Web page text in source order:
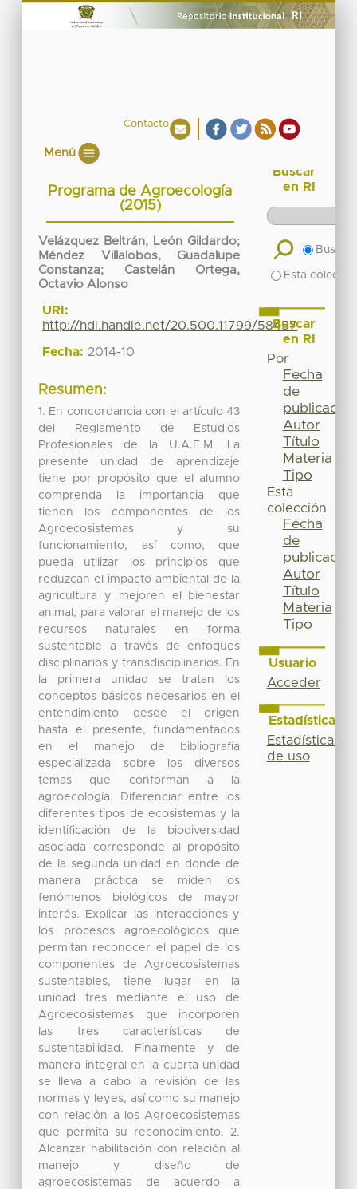
Contacto
Menú
Programa de Agroecología
(2015)
Velázquez Beltrán, León Gildardo;
Méndez Villalobos, Guadalupe
Constanza; Castelán Ortega,
Octavio Alonso
URI:
http://hdl.handle.net/20.500.11799/58457
Fecha: 2014-10
Resumen:
1. En concordancia con el artículo 43
del Reglamento de Estudios
Profesionales de la U.A.E.M. La
presente unidad de aprendizaje
tiene por propósito que el alumno
comprenda la importancia que
tienen los componentes de los
Agroecosistemas y su
funcionamiento, así como, que
pueda utilizar los principios que
reduzcan el impacto ambiental de la
agricultura y mejoren el bienestar
animal, para valorar el manejo de los
recursos naturales en forma
sustentable a través de enfoques
disciplinarios y transdisciplinarios. En
la primera unidad se tratan los
conceptos básicos necesarios en el
entendimiento desde el origen
hasta el presente, fundamentados
en el manejo de bibliografía
especializada sobre los diversos
temas que conforman a la
agroecología. Diferenciar entre los
diferentes tipos de ecosistemas y la
identificación de la biodiversidad
asociada corresponde al propósito
de la segunda unidad en donde de
manera práctica se miden los
fenómenos biológicos de mayor
interés. Explicar las interacciones y
los procesos agroecológicos que
permitan reconocer el papel de los
componentes de Agroecosistemas
sustentables, tiene lugar en la
unidad tres mediante el uso de
Agroecosistemas que incorporen
las tres características de
sustentabilidad. Finalmente y de
manera integral en la cuarta unidad
se lleva a cabo la revisión de las
normas y leyes, así como su manejo
con relación a los Agroecosistemas
que permita su reconocimiento. 2.
Alcanzar habilitación con relación al
manejo y diseño de
agroecosistemas de acuerdo a
Buscar
en RI
Buscar
Esta
Buscar
en RI
Por
Fecha
de
publicación
Autor
Título
Materia
Tipo
Esta
colección
Fecha
de
publicación
Autor
Título
Materia
Tipo
Usuario
Acceder
Estadísticas
Estadísticas
de uso